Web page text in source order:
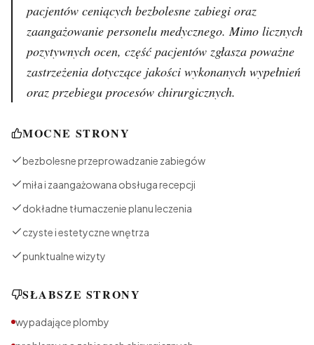
pacjentów ceniących bezbolesne zabiegi oraz
zaangażowanie personelu medycznego. Mimo licznych
pozytywnych ocen, część pacjentów zgłasza poważne
zastrzeżenia dotyczące jakości wykonanych wypełnień
oraz przebiegu procesów chirurgicznych.
MOCNE STRONY
bezbolesne przeprowadzanie zabiegów
miła i zaangażowana obsługa recepcji
dokładne tłumaczenie planu leczenia
czyste i estetyczne wnętrza
punktualne wizyty
SŁABSZE STRONY
wypadające plomby